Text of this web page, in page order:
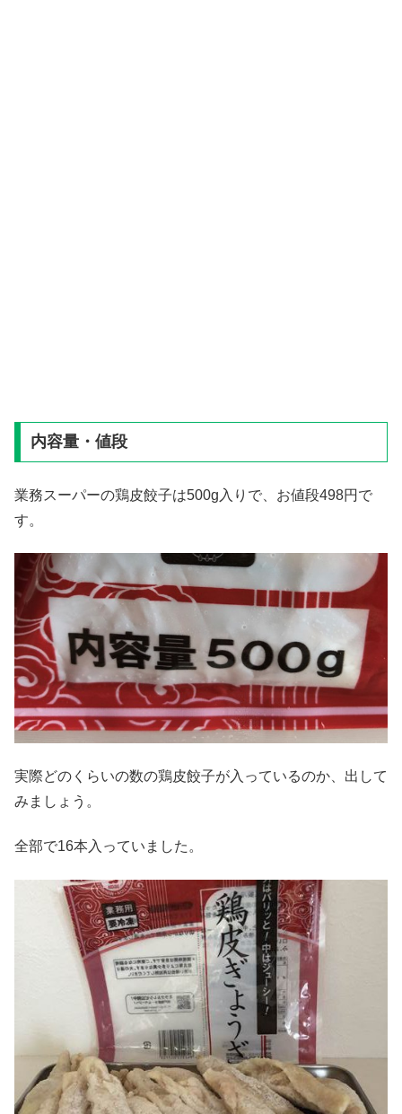
内容量・値段
業務スーパーの鶏皮餃子は500g入りで、お値段498円で
す。
実際どのくらいの数の鶏皮餃子が入っているのか、出して
みましょう。
全部で16本入っていました。